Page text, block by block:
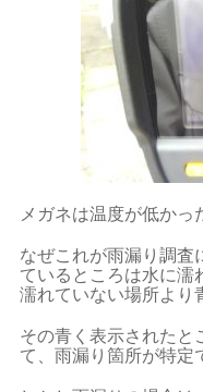
メガネは温度が低かっ
なぜこれが雨漏り調査
ているところは水に濡
濡れていない場所より
その青く表示されたと
て、雨漏り箇所が特定